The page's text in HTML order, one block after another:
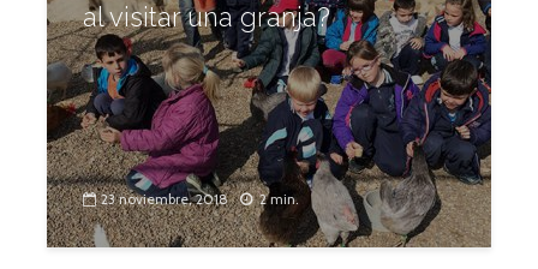
al visitar una granja?
23 noviembre, 2018 2 min.